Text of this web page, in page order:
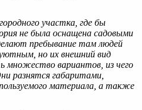
участка, где бы
не была оснащена садовыми
пребывание там людей
но их внешний вид
множество вариантов, из чего
разнятся габаритами,
материала, а также